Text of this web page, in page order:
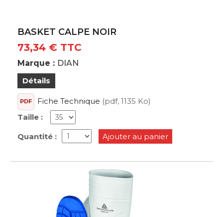
BASKET CALPE NOIR
73,34 € TTC
Marque : DIAN
Détails
PDF Fiche Technique (pdf, 1135 Ko)
Taille :
Quantité : Ajouter au panier